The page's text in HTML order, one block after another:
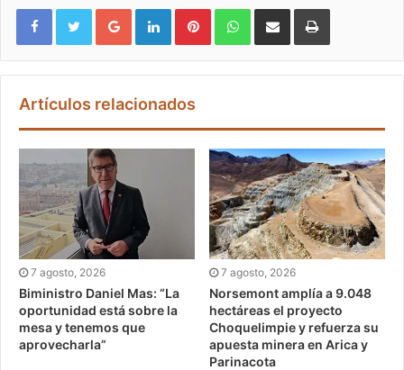
Google+ LinkedIn Pinterest WhatsApp
Artículos relacionados
7 agosto, 2026
Biministro Daniel Mas: “La
oportunidad está sobre la
mesa y tenemos que
aprovecharla”
7 agosto, 2026
Norsemont amplía a 9.048
hectáreas el proyecto
Choquelimpie y refuerza su
apuesta minera en Arica y
Parinacota